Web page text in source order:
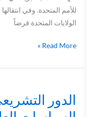
للأمم المتحدة. وفي
الولايات المتحدة قرضاً
Read More »
الدور
الدور
التشريعي